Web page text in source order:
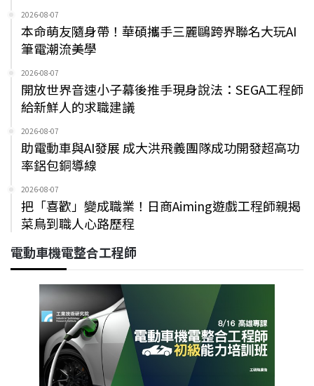
2026-08-07
本命萌友隨身帶！華碩攜手三麗鷗跨界聯名大玩AI
筆電潮流美學
2026-08-07
開放世界音速小子幕後推手現身說法：SEGA工程師
給新鮮人的求職建議
2026-08-07
助電動車與AI發展 成大洪飛義團隊成功開發超高功
率鋁包銅導線
2026-08-07
把「喜歡」變成職業！日商Aiming遊戲工程師親揭
菜鳥到職人心路歷程
電動車機電整合工程師